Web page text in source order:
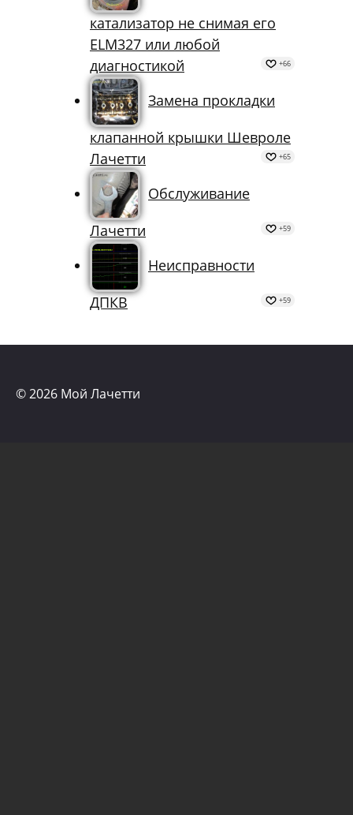
катализатор не снимая его
ELM327 или любой
диагностикой
+66
Замена прокладки
клапанной крышки Шевроле
Лачетти
+65
Обслуживание
Лачетти
+59
Неисправности
ДПКВ
+59
© 2026 Мой Лачетти